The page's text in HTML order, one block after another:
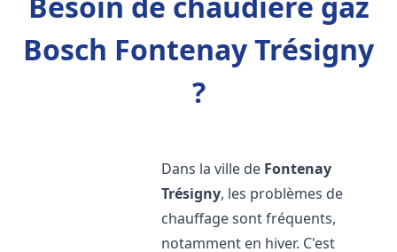
Bosch Fontenay Trésigny
?
Dans la ville de Fontenay
Trésigny, les problèmes de
chauffage sont fréquents,
notamment en hiver. C'est